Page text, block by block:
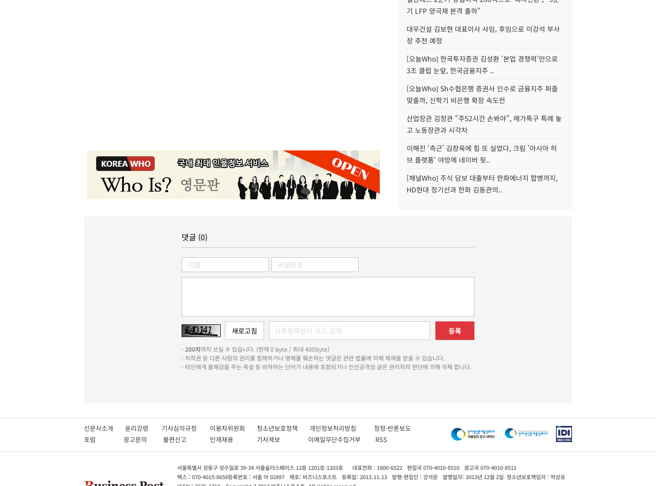
기 LFP 양극재 본격 출하"
대우건설 김보현 대표이사 사임, 후임으로 이강석 부사
장 추천 예정
[오늘Who] 한국투자증권 김성환 '본업 경쟁력'만으로
3조 클럽 눈앞, 한국금융지주 ..
[오늘Who] Sh수협은행 증권사 인수로 금융지주 퍼즐
맞출까, 신학기 비은행 확장 속도전
산업장관 김정관 "주52시간 손봐야", 메가특구 특례 놓
고 노동장관과 시각차
이해진 '측근' 김창욱에 힘 또 실었다, 크림 '아시아 허
브 플랫폼' 야망에 네이버 뒷..
[채널Who] 주식 담보 대출부터 한화에너지 합병까지,
HD현대 정기선과 한화 김동관의..
댓글 (0)
등록
-200자까지 쓰실 수 있습니다. (현재 0 byte / 최대 400byte)
- 저작권 등 다른 사람의 권리를 침해하거나 명예를 훼손하는 댓글은 관련 법률에 의해 제재를 받을 수 있습니다.
- 타인에게 불쾌감을 주는 욕설 등 비하하는 단어가 내용에 포함되거나 인신공격성 글은 관리자의 판단에 의해 삭제 합니다.
신문사소개 윤리강령 기사심의규정 이용자위원회 청소년보호정책 개인정보처리방침 정정·반론보도
포럼
광고문의 불편신고 인재채용 기사제보 이메일무단수집거부 RSS
서울특별시 성동구 성수일로 39-34 서울숲더스페이스 12층 1201호-1203호 대표전화 : 1800-6522 편집국 070-4010-8510
광고국 070-4010-8511
팩스 : 070-4015-8658등록번호 : 서울 아 02897 제호: 비즈니스포스트 등록일: 2013.11.13 발행·편집인 : 강석운 발행일자: 2013년 12월 2일 청소년보호책임자 : 박상유